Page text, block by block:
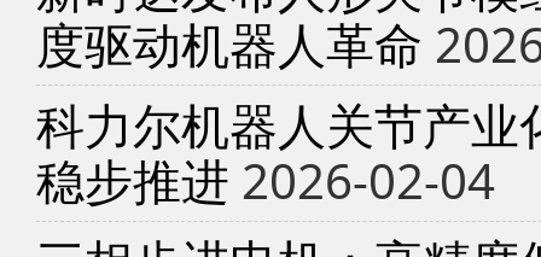
度驱动机器人革命
科力尔机器人关节产
稳步推进 2026-02-04